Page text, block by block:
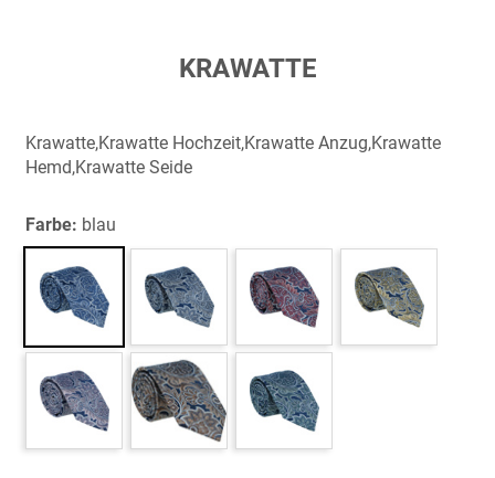
springen
KRAWATTE
Krawatte,Krawatte Hochzeit,Krawatte Anzug,Krawatte
Hemd,Krawatte Seide
Farbe: blau